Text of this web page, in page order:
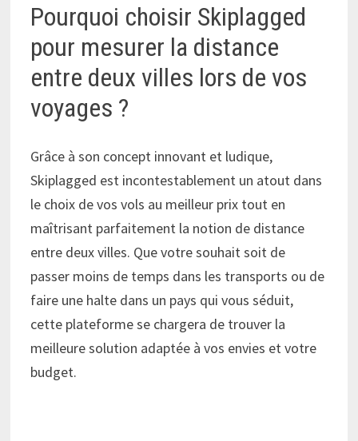
Pourquoi choisir Skiplagged
pour mesurer la distance
entre deux villes lors de vos
voyages ?
Grâce à son concept innovant et ludique,
Skiplagged est incontestablement un atout dans
le choix de vos vols au meilleur prix tout en
maîtrisant parfaitement la notion de distance
entre deux villes. Que votre souhait soit de
passer moins de temps dans les transports ou de
faire une halte dans un pays qui vous séduit,
cette plateforme se chargera de trouver la
meilleure solution adaptée à vos envies et votre
budget.